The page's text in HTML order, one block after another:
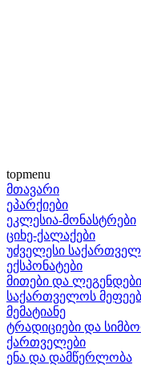
topmenu
მთავარი
ეპარქიები
ეკლესია-მონასტრები
ციხე-ქალაქები
უძველესი
ექსპონატები
მითები და ლეგენდები
საქართველოს
მემატიანე
ტრადიციები და
ქართველები
ენა და დამწერლობა